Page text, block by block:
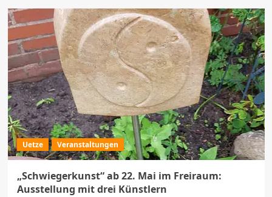
Karin
Gloger
liest
am
29.
Mai
im
Freiraum
über
Familiengeschichten
Uetze Veranstaltungen
„Schwiegerkunst“ ab 22. Mai im Freiraum:
Ausstellung mit drei Künstlern